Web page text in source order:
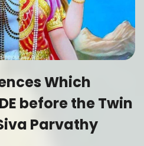
Which
before the Twin
Parvathy